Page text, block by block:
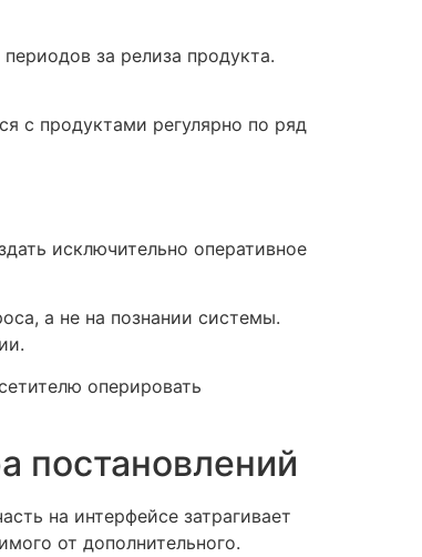
за релиза продукта.
с продуктами регулярно по ряд
исключительно оперативное
а не на познании системы.
оперировать
постановлений
на интерфейсе затрагивает
от дополнительного.